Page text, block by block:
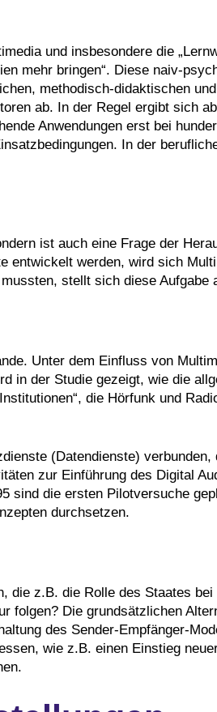
und insbesondere die
mehr bringen“. Diese naiv-
methodisch-didaktischen
ab. In der Regel ergibt sich
Anwendungen erst bei
In der
ist auch eine Frage der
entwickelt werden, wird sich
stellt sich diese
Unter dem Einfluss von
in der Studie gezeigt, wie die
die Hörfunk und
(Datendienste)
zur Einführung des Digital
sind die ersten Pilotversuche
durchsetzen.
die z.B. die Rolle des Staates
folgen? Die grundsätzlichen
des Sender-Empfänger-
wie z.B. einen Einstieg